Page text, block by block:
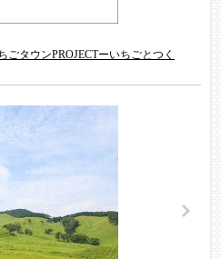
タウンPROJECTーいちごとつく